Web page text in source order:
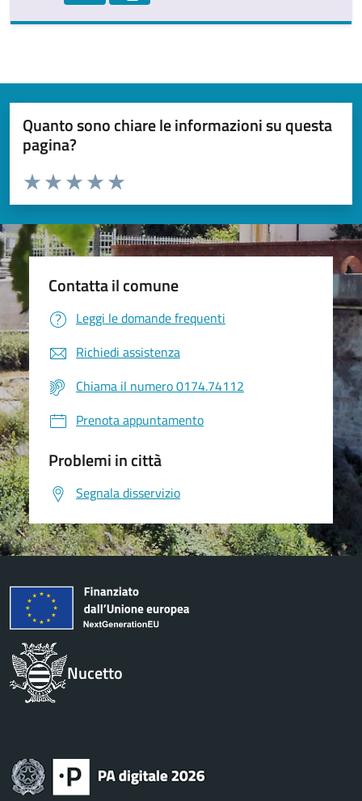
Quanto sono chiare le informazioni su questa
pagina?
Valuta da 1 a 5 stelle la pagina
Valuta 5 stelle su 5
Valuta 4 stelle su 5
Valuta 3 stelle su 5
Valuta 2 stelle su 5
Valuta 1 stelle su 5
Contatta il comune
Leggi le domande frequenti
Richiedi assistenza
Chiama il numero 0174.74112
Prenota appuntamento
Problemi in città
Segnala disservizio
Nucetto